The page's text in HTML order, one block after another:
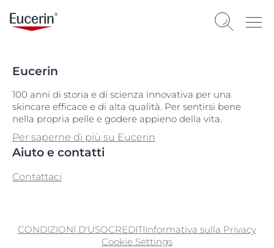
Eucerin
100 anni di storia e di scienza innovativa per una
skincare efficace e di alta qualità. Per sentirsi bene
nella propria pelle e godere appieno della vita.
Per saperne di più su Eucerin
Aiuto e contatti
Contattaci
CONDIZIONI D'USOCREDITIInformativa sulla Privacy
Cookie Settings